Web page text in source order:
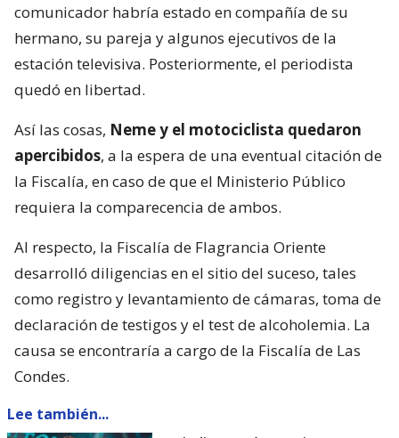
comunicador habría estado en compañía de su
hermano, su pareja y algunos ejecutivos de la
estación televisiva. Posteriormente, el periodista
quedó en libertad.
Así las cosas, Neme y el motociclista quedaron
apercibidos, a la espera de una eventual citación de
la Fiscalía, en caso de que el Ministerio Público
requiera la comparecencia de ambos.
Al respecto, la Fiscalía de Flagrancia Oriente
desarrolló diligencias en el sitio del suceso, tales
como registro y levantamiento de cámaras, toma de
declaración de testigos y el test de alcoholemia. La
causa se encontraría a cargo de la Fiscalía de Las
Condes.
Lee también...